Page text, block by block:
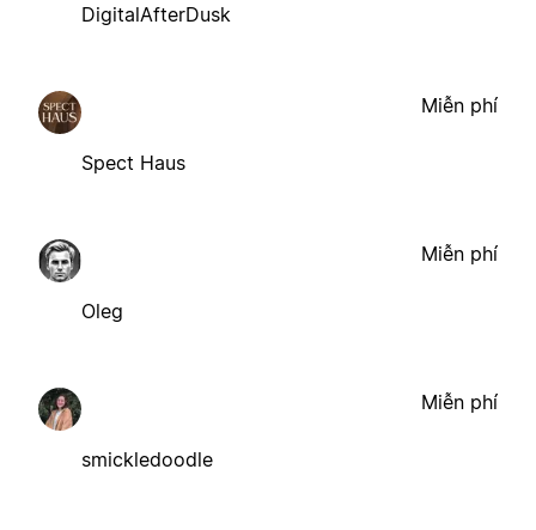
DigitalAfterDusk
Spect Haus
Miễn phí
Oleg
Miễn phí
smickledoodle
Miễn phí